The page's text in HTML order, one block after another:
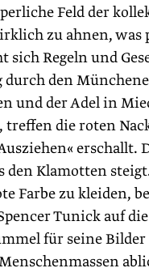
Feld der
zu ahnen, was
sich Regeln und
durch den
und der Adel in
die roten
den Klamotten
Farbe zu kleiden,
Tunick auf
für seine